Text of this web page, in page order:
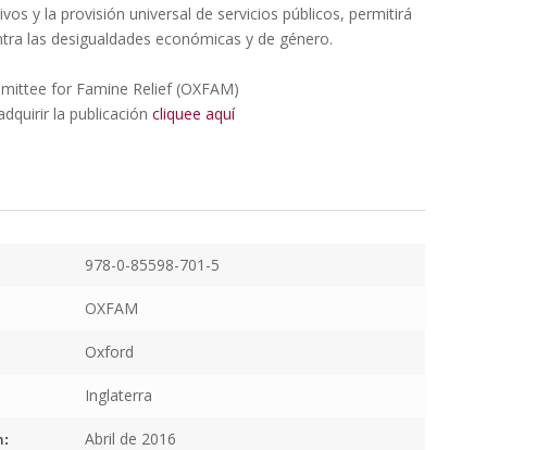
y la provisión universal de servicios públicos, permitirá
las desigualdades económicas y de género.
for Famine Relief (OXFAM)
la publicación cliquee aquí
978-0-85598-701-5
OXFAM
Oxford
Inglaterra
Abril de 2016